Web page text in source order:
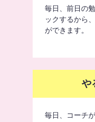
毎日、前日の
ックするから
ができます。
や
毎日、コーチ